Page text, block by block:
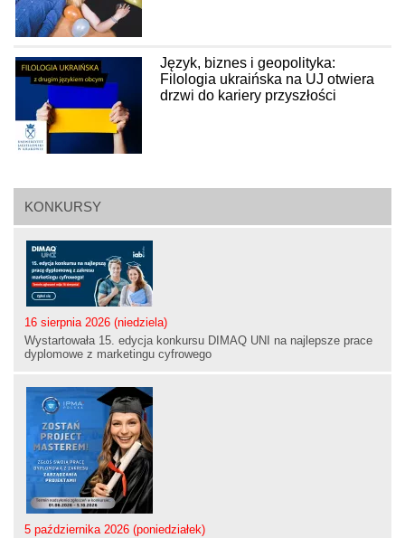
KONKURSY
16 sierpnia 2026 (niedziela)
Wystartowała 15. edycja konkursu DIMAQ UNI na najlepsze prace
dyplomowe z marketingu cyfrowego
5 października 2026 (poniedziałek)
Język, biznes i geopolityka:
Filologia ukraińska na UJ otwiera
drzwi do kariery przyszłości